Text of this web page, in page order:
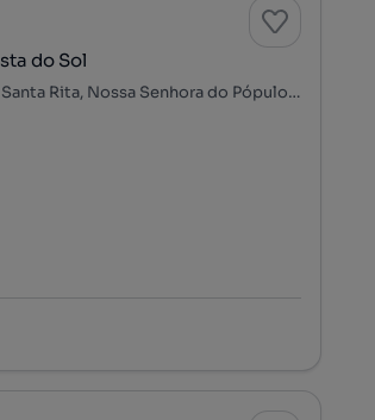
do Sol
Rua José Eduardo Martins Pereira - Santa Rita, Nossa Senhora do Pópulo, Coto e São Gregório, Caldas da Rainha, Leiria